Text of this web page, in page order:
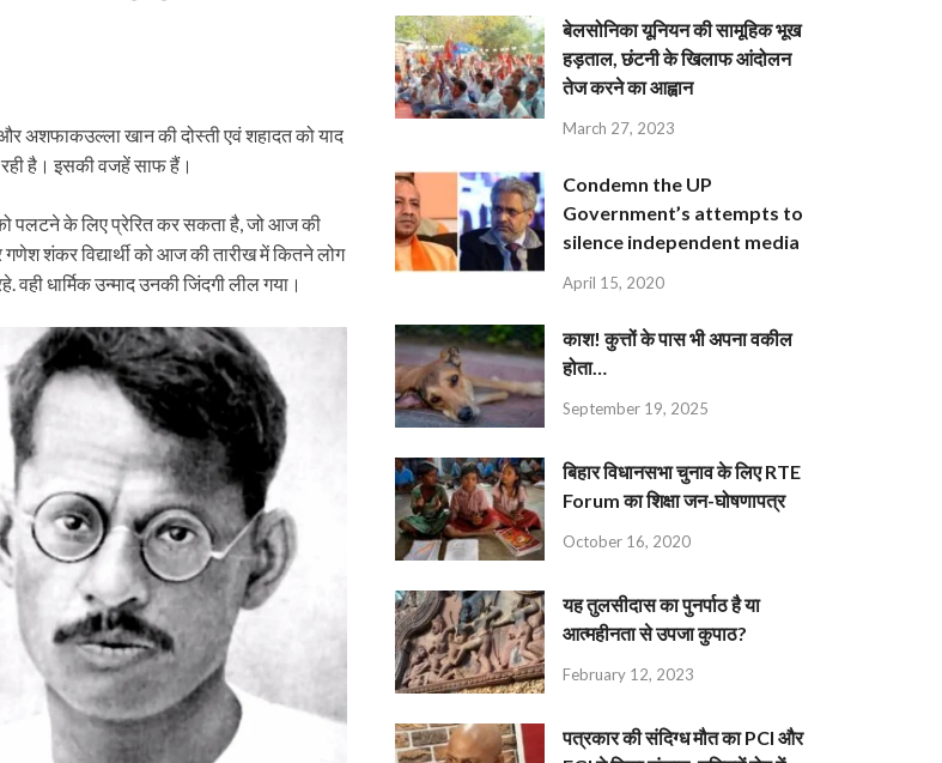
और अशफाकउल्ला खान की दोस्ती एवं शहादत को याद
रही है। इसकी वजहें साफ हैं।
पलटने के लिए प्रेरित कर सकता है, जो आज की
शंकर विद्यार्थी को आज की तारीख में कितने लोग
धार्मिक उन्माद उनकी जिंदगी लील गया।
बेलसोनिका यूनियन की सामूहिक भूख
हड़ताल, छंटनी के खिलाफ आंदोलन
तेज करने का आह्वान
March 27, 2023
Condemn the UP
Government’s attempts to
silence independent media
April 15, 2020
काश! कुत्तों के पास भी अपना वकील
होता…
September 19, 2025
बिहार विधानसभा चुनाव के लिए RTE
Forum का शिक्षा जन-घोषणापत्र
October 16, 2020
यह तुलसीदास का पुनर्पाठ है या
आत्महीनता से उपजा कुपाठ?
February 12, 2023
पत्रकार की संदिग्ध मौत का PCI और